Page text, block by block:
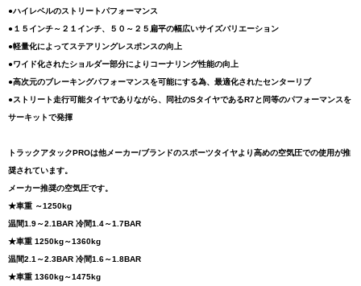
●ハイレベルのストリートパフォーマンス
●１５インチ～２１インチ、５０～２５扁平の幅広いサイズバリエーション
●軽量化によってステアリングレスポンスの向上
●ワイド化されたショルダー部分によりコーナリング性能の向上
●高次元のブレーキングパフォーマンスを可能にする為、最適化されたセンターリブ
●ストリート走行可能タイヤでありながら、同社のSタイヤであるR7と同等のパフォーマンスを
サーキットで発揮
トラックアタックPROは他メーカー/ブランドのスポーツタイヤより高めの空気圧での使用が推
奨されています。
メーカー推奨の空気圧です。
★車重 ～1250kg
温間1.9～2.1BAR 冷間1.4～1.7BAR
★車重 1250kg～1360kg
温間2.1～2.3BAR 冷間1.6～1.8BAR
★車重 1360kg～1475kg